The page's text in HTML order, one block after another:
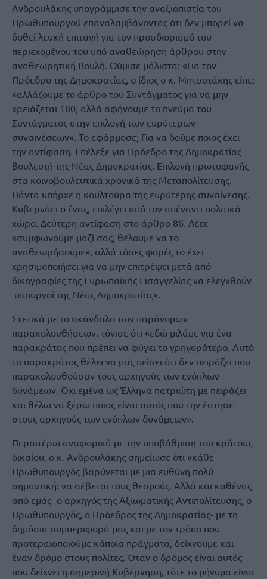
Ανδρουλάκης υπογράμμισε την αναξιοπιστία του
Πρωθυπουργού επαναλαμβάνοντας ότι δεν μπορεί να
δοθεί λευκή επιταγή για τον προσδιορισμό του
περιεχομένου του υπό αναθεώρηση άρθρου στην
αναθεωρητική Βουλή. Θύμισε μάλιστα: «Για τον
Πρόεδρο της Δημοκρατίας, ο ίδιος ο κ. Μητσοτάκης είπε:
«αλλάζουμε το άρθρο του Συντάγματος για να μην
χρειάζεται 180, αλλά αφήνουμε το πνεύμα του
Συντάγματος στην επιλογή των ευρύτερων
συναινέσεων». Το εφάρμοσε; Για να δούμε ποιος έχει
την αντίφαση. Επέλεξε για Πρόεδρο της Δημοκρατίας
βουλευτή της Νέας Δημοκρατίας. Επιλογή πρωτοφανής
στα κοινοβουλευτικά χρονικά της Μεταπολίτευσης.
Πάντα υπήρχε η κουλτούρα της ευρύτερης συναίνεσης.
Κυβερνάει ο ένας, επιλέγει από τον απέναντι πολιτικό
χώρο. Δεύτερη αντίφαση στο άρθρο 86. Λέει:
«συμφωνούμε μαζί σας, θέλουμε να το
αναθεωρήσουμε», αλλά τόσες φορές το έχει
χρησιμοποιήσει για να μην επιτρέψει μετά από
δικογραφίες της Ευρωπαϊκής Εισαγγελίας να ελεγχθούν
υπουργοί της Νέας Δημοκρατίας».
Σχετικά με το σκάνδαλο των παράνομων
παρακολουθήσεων, τόνισε ότι «εδώ μιλάμε για ένα
παρακράτος που πρέπει να φύγει το γρηγορότερο. Αυτό
το παρακράτος θέλει να μας πείσει ότι δεν πειράζει που
παρακολουθούσαν τους αρχηγούς των ενόπλων
δυνάμεων. Όχι εμένα ως Έλληνα πατριώτη με πειράζει
και θέλω να ξέρω ποιος είναι αυτός που την έστησε
στους αρχηγούς των ενόπλων δυνάμεων».
Περαιτέρω αναφορικά με την υποβάθμιση του κράτους
δικαίου, ο κ. Ανδρουλάκης σημείωσε ότι «κάθε
Πρωθυπουργός βαρύνεται με μια ευθύνη πολύ
σημαντική: να σέβεται τους θεσμούς. Αλλά και καθένας
από εμάς -ο αρχηγός της Αξιωματικής Αντιπολίτευσης, ο
Πρωθυπουργός, ο Πρόεδρος της Δημοκρατίας- με τη
δημόσια συμπεριφορά μας και με τον τρόπο που
προτεραιοποιούμε κάποια πράγματα, δείχνουμε και
έναν δρόμο στους πολίτες. Όταν ο δρόμος είναι αυτός
που δείχνει η σημερινή Κυβέρνηση, τότε το μήνυμα είναι